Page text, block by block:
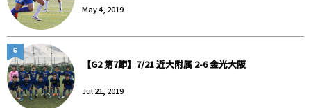
May 4, 2019
【G2 第7節】7/21 近大附属 2-6 金光大阪
Jul 21, 2019
6